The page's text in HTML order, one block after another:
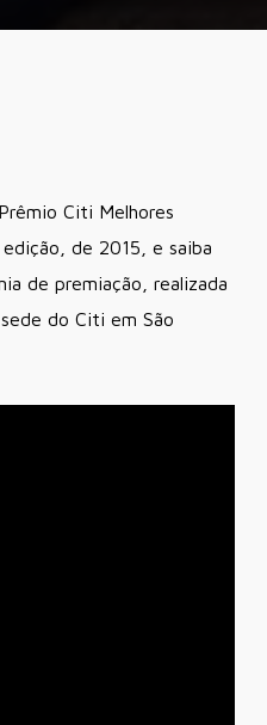
Citi Melhores
de 2015, e saiba
de premiação, realizada
do Citi em São